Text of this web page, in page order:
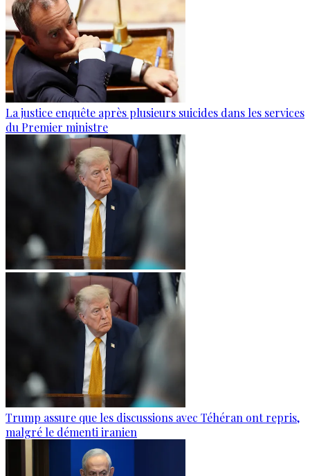
La justice enquête après plusieurs suicides dans les services
du Premier ministre
Trump assure que les discussions avec Téhéran ont repris,
malgré le démenti iranien